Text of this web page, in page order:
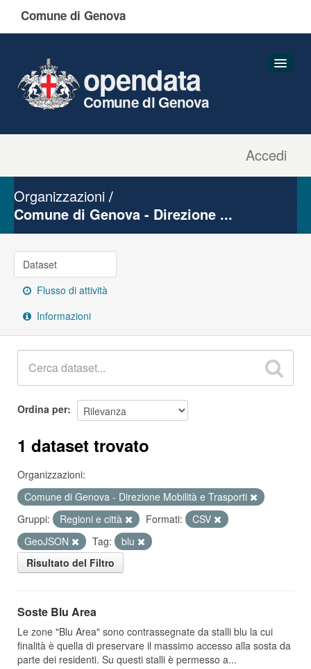
Comune di Genova
Accedi
opendata
Comune di Genova
Gruppi
Organizzazioni
Comune di Genova - Direzione ...
Dataset
Flusso di attività
Informazioni
Ordina per
1 dataset trovato
Organizzazioni:
Comune di Genova - Direzione Mobilità e Trasporti
Gruppi:
Regioni e città Formati:
CSV
GeoJSON
Tag:
blu
Risultato del Filtro
Soste Blu Area
Le zone "Blu Area" sono contrassegnate da stalli blu la cui
finalità è quella di preservare il massimo accesso alla sosta da
parte dei residenti. Su questi stalli è permesso a...